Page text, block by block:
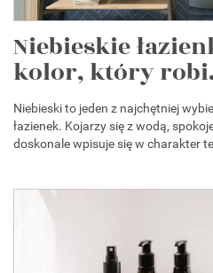
Niebieskie
kolor, który
Niebieski to jeden z najchętniej
łazienek. Kojarzy się z wodą,
doskonale wpisuje się w charakter